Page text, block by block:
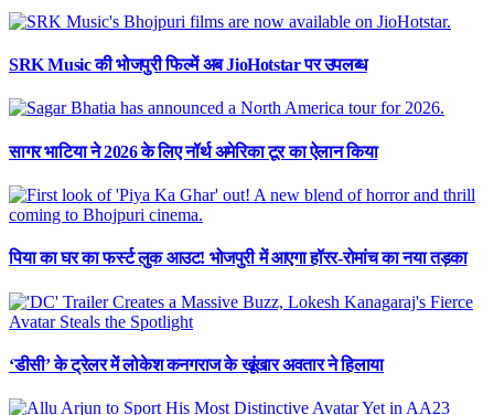
SRK Music की भोजपुरी फिल्में अब JioHotstar पर उपलब्ध
सागर भाटिया ने 2026 के लिए नॉर्थ अमेरिका टूर का ऐलान किया
पिया का घर का फर्स्ट लुक आउट! भोजपुरी में आएगा हॉरर-रोमांच का नया तड़का
‘डीसी’ के ट्रेलर में लोकेश कनगराज के खूंखार अवतार ने हिलाया